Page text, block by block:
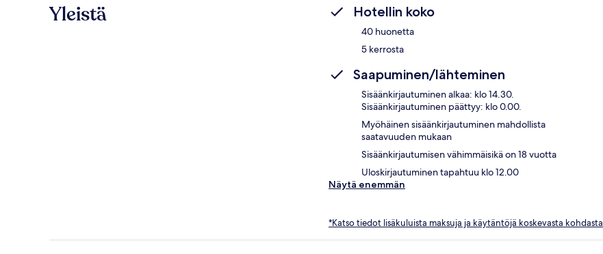
Yleistä Hotellin koko
40 huonetta
5 kerrosta
Saapuminen/lähteminen
Sisäänkirjautuminen alkaa: klo 14.30.
Sisäänkirjautuminen päättyy: klo 0.00.
Myöhäinen sisäänkirjautuminen mahdollista
saatavuuden mukaan
Sisäänkirjautumisen vähimmäisikä on 18 vuotta
Uloskirjautuminen tapahtuu klo 12.00
Näytä enemmän
*Katso tiedot lisäkuluista maksuja ja käytäntöjä koskevasta kohdasta